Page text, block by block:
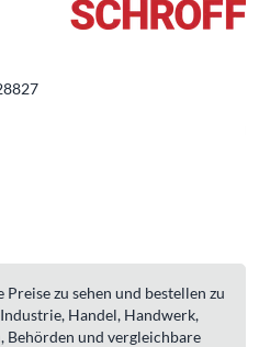
Preise zu sehen und bestellen zu
Handel, Handwerk,
und vergleichbare